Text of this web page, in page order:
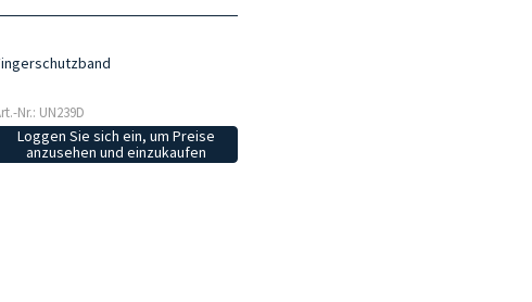
Nr.: UN239D
Loggen Sie sich ein, um Preise
anzusehen und einzukaufen